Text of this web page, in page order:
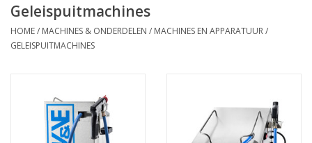
Hygiëne & opslag
Geleispuitmachines
HOME/ MACHINES & ONDERDELEN / MACHINES EN APPARATUUR/
GELEISPUITMACHINES